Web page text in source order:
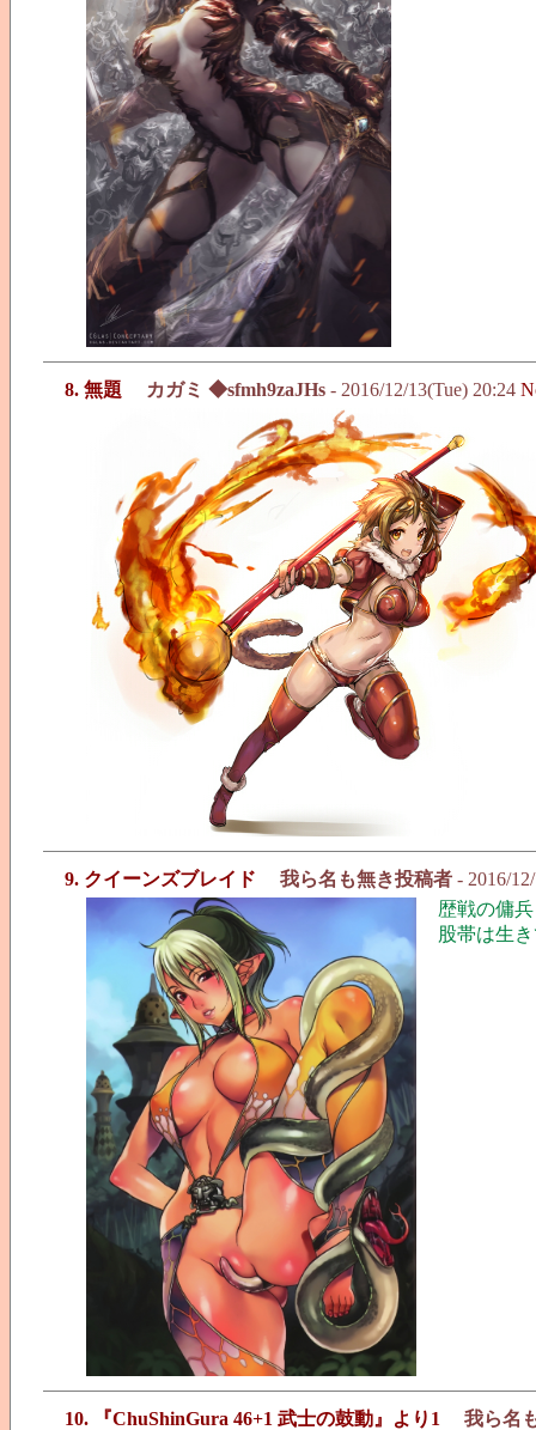
8. 無題 カガミ ◆sfmh9zaJHs - 2016/12/13(Tue) 20:24
9. クイーンズブレイド 我ら名も無き投稿者 - 2016/
歴戦の傭
股帯は生
10. 『ChuShinGura 46+1 武士の鼓動』より1 我ら名